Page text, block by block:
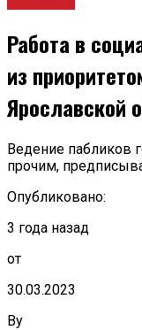
Работа в
из
Ярославской
Ведение пабликов
прочим,
Опубликовано:
3 года назад
от
30.03.2023
By